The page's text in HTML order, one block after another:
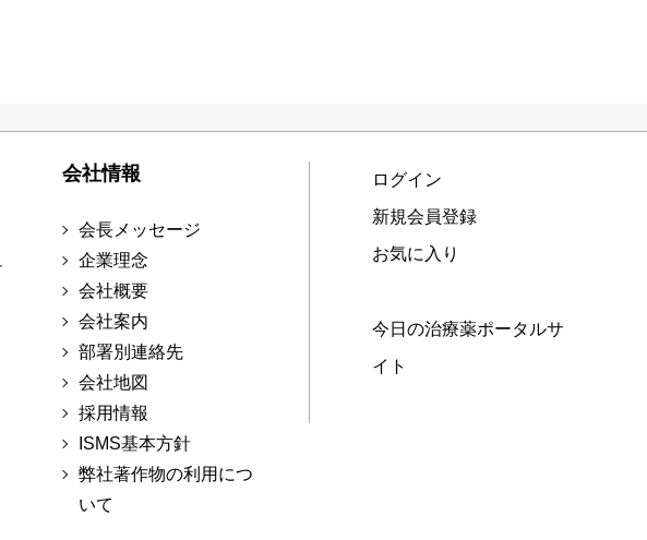
会社情報
会長メッセージ
企業理念
会社概要
会社案内
部署別連絡先
会社地図
採用情報
ISMS基本方針
弊社著作物の利用につ
いて
ログイン
新規会員登録
お気に入り
今日の治療薬ポータルサ
イト